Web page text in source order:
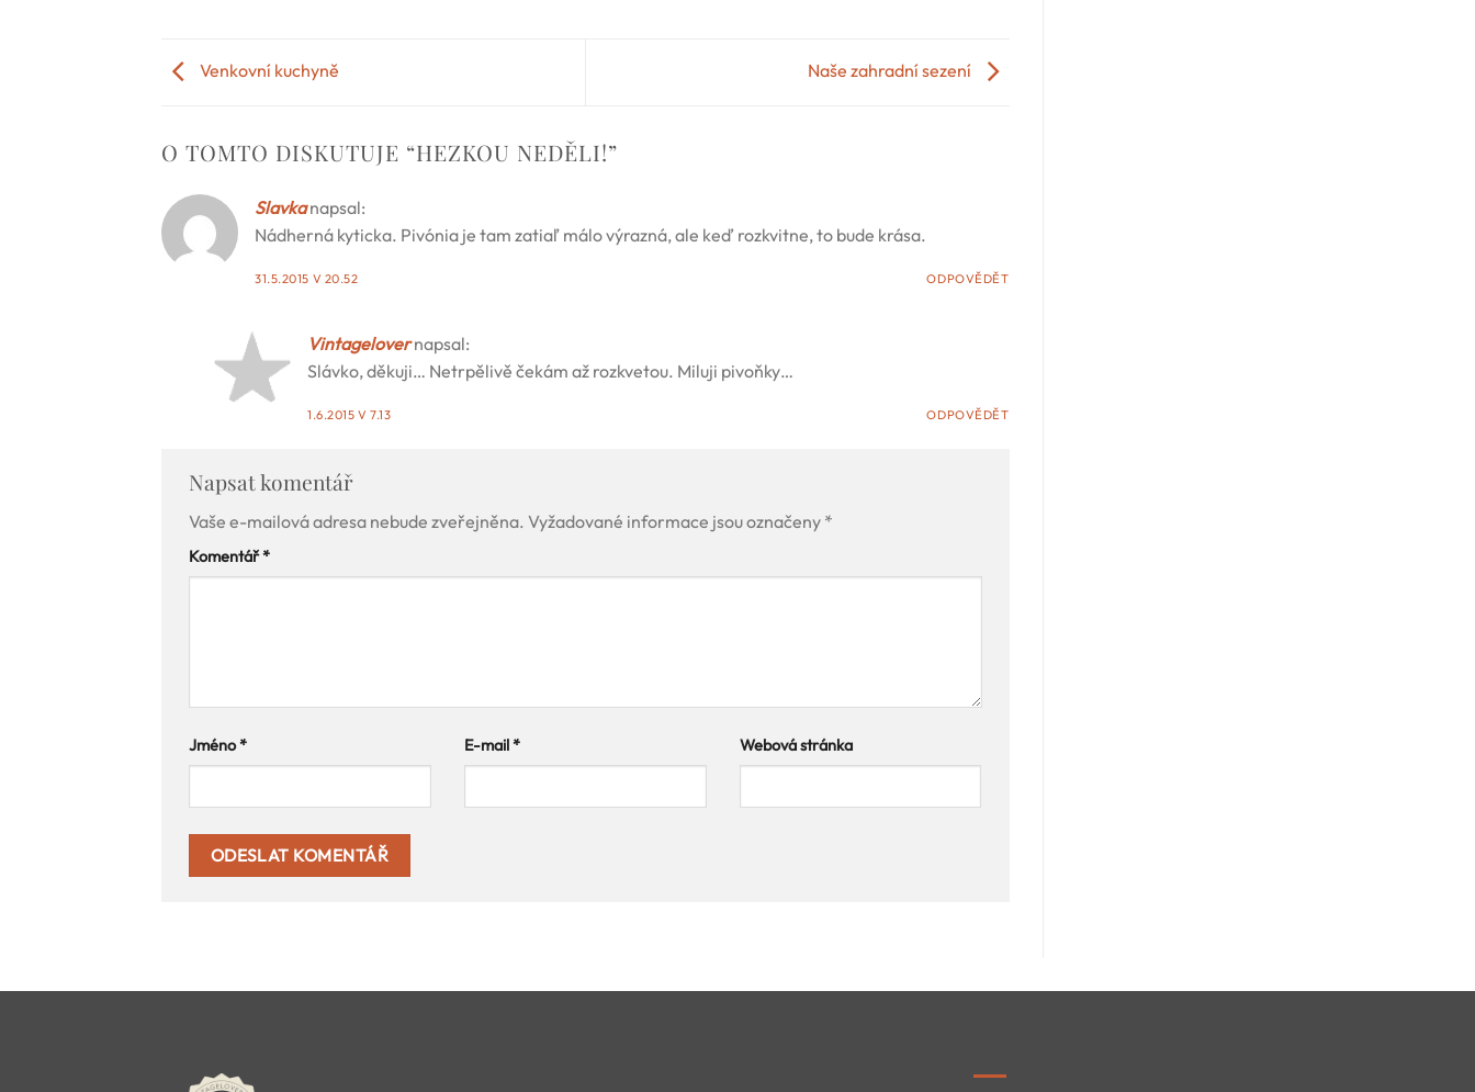
Venkovní kuchyně Naše zahradní sezení
O TOMTO DISKUTUJE “HEZKOU NEDĚLI!”
Slavka napsal:
Nádherná kyticka. Pivónia je tam zatiaľ málo výrazná, ale keď rozkvitne, to bude krása.
31.5.2015 V 20.52 ODPOVĚDĚT
Vintagelover napsal:
Slávko, děkuji… Netrpělivě čekám až rozkvetou. Miluji pivoňky…
1.6.2015 V 7.13 ODPOVĚDĚT
Napsat komentář
Vaše e-mailová adresa nebude zveřejněna. Vyžadované informace jsou označeny *
Komentář*
Jméno* E-mail * Webová stránka